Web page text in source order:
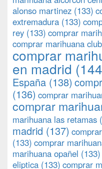
alonso martinez (133)
extremadura (133)
rey (133) comprar
comprar marihuana
comprar
en madrid
España (138)
(136) comprar
comprar
marihuana las retamas
madrid (137)
(133) comprar
marihuana opañel (133)
eliptica (133) comprar